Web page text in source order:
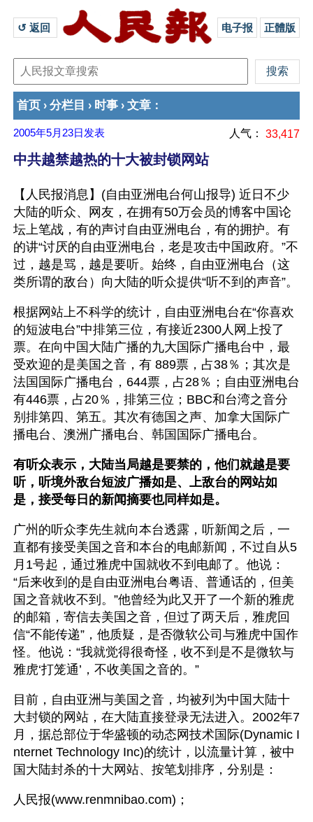
↺ 返回 电子报 正體版
首页 › 分栏目 › 时事 › 文章 ：
2005年5月23日 发表 人气： 33,417
中共越禁越热的十大被封锁网站
【人民报消息】(自由亚洲电台何山报导) 近日不少
大陆的听众、网友，在拥有50万会员的博客中国论
坛上笔战，有的声讨自由亚洲电台，有的拥护。有
的讲“讨厌的自由亚洲电台，老是攻击中国政府。”不
过，越是骂，越是要听。始终，自由亚洲电台（这
类所谓的敌台）向大陆的听众提供“听不到的声音”。
根据网站上不科学的统计，自由亚洲电台在“你喜欢
的短波电台”中排第三位，有接近2300人网上投了
票。在向中国大陆广播的九大国际广播电台中，最
受欢迎的是美国之音，有 889票，占38％；其次是
法国国际广播电台，644票，占28％；自由亚洲电台
有446票，占20％，排第三位；BBC和台湾之音分
别排第四、第五。其次有德国之声、加拿大国际广
播电台、澳洲广播电台、韩国国际广播电台。
有听众表示，大陆当局越是要禁的，他们就越是要
听，听境外敌台短波广播如是、上敌台的网站如
是，接受每日的新闻摘要也同样如是。
广州的听众李先生就向本台透露，听新闻之后，一
直都有接受美国之音和本台的电邮新闻，不过自从5
月1号起，通过雅虎中国就收不到电邮了。他说：
“后来收到的是自由亚洲电台粤语、普通话的，但美
国之音就收不到。”他曾经为此又开了一个新的雅虎
的邮箱，寄信去美国之音，但过了两天后，雅虎回
信“不能传递”，他质疑，是否微软公司与雅虎中国作
怪。他说：“我就觉得很奇怪，收不到是不是微软与
雅虎‘打笼通’，不收美国之音的。”
目前，自由亚洲与美国之音，均被列为中国大陆十
大封锁的网站，在大陆直接登录无法进入。2002年7
月，据总部位于华盛顿的动态网技术国际(Dynamic I
nternet Technology Inc)的统计，以流量计算，被中
国大陆封杀的十大网站、按笔划排序，分别是：
人民报(www.renmnibao.com)；